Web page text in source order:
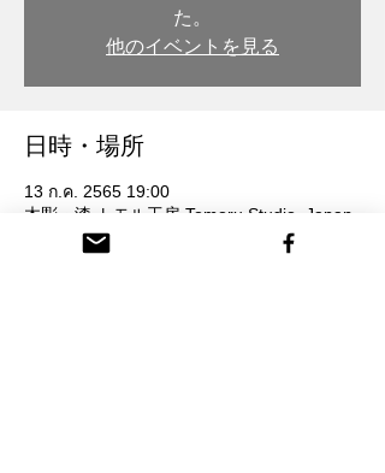
た。
他のイベントを見る
日時・場所
13 ก.ค. 2565 19:00
木彫・漆 トモル工房 Tomoru Studio, Japan,
〒932-0217 Toyama, Nanto, Honmachi, 3-
chōme, 26番地